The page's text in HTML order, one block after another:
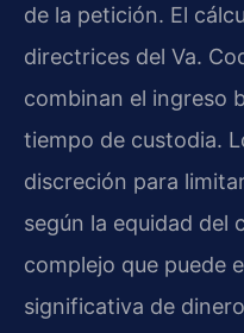
de la petición. El
directrices del Va.
combinan el ingreso
tiempo de custodia.
discreción para
según la equidad del
complejo que puede
significativa de